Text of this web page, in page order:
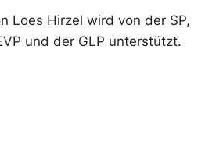
Loes Hirzel wird von der SP,
und der GLP unterstützt.